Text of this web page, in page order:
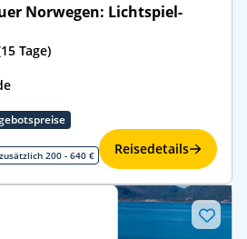
Norwegen: Lichtspiel-
Tage)
zusätzlich 200 - 640 € Reisedetails